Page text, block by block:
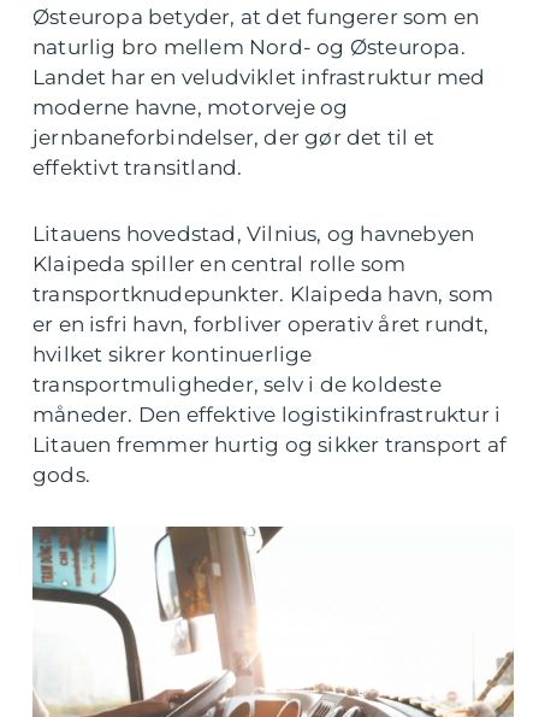
Østeuropa betyder, at det fungerer som en
naturlig bro mellem Nord- og Østeuropa.
Landet har en veludviklet infrastruktur med
moderne havne, motorveje og
jernbaneforbindelser, der gør det til et
effektivt transitland.
Litauens hovedstad, Vilnius, og havnebyen
Klaipeda spiller en central rolle som
transportknudepunkter. Klaipeda havn, som
er en isfri havn, forbliver operativ året rundt,
hvilket sikrer kontinuerlige
transportmuligheder, selv i de koldeste
måneder. Den effektive logistikinfrastruktur i
Litauen fremmer hurtig og sikker transport af
gods.